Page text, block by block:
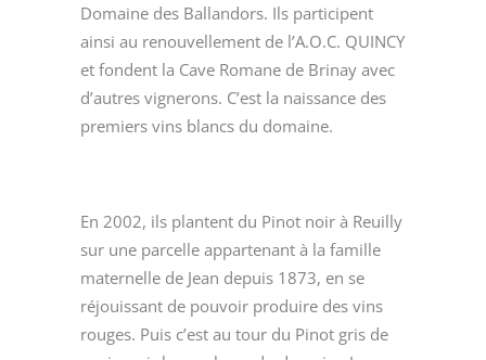
Domaine des Ballandors. Ils participent
ainsi au renouvellement de l’A.O.C. QUINCY
et fondent la Cave Romane de Brinay avec
d’autres vignerons. C’est la naissance des
premiers vins blancs du domaine.
En 2002, ils plantent du Pinot noir à Reuilly
sur une parcelle appartenant à la famille
maternelle de Jean depuis 1873, en se
réjouissant de pouvoir produire des vins
rouges. Puis c’est au tour du Pinot gris de